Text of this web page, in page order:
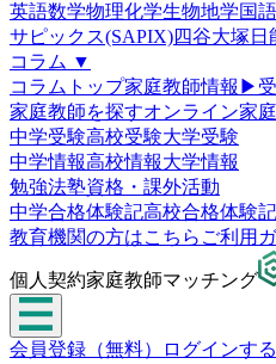
英語数学物理化学生物地学国語
サピックス(SAPIX)四谷大塚 日
コラム ▼
コラムトップ家庭教師情報 ▶
家庭教師を探すオンライン家
中学受験高校受験大学受験
中学情報高校情報大学情報
勉強法塾資格・課外活動
中学合格体験記高校合格体験記
教育機関の方はこちら ご利用
個人契約家庭教師マッチング
会員登録（無料）
ログインする